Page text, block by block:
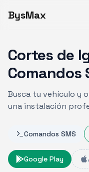
BysMax
Cortes de
Comandos
Busca tu vehículo y
una instalación
Comandos SMS
Google Play